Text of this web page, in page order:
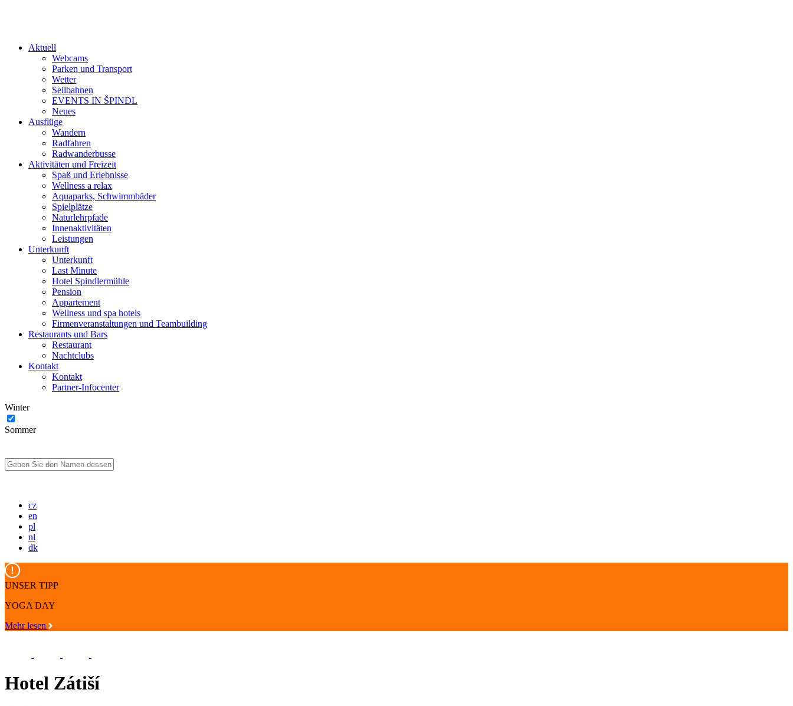
Aktuell
Webcams
Parken und Transport
Wetter
Seilbahnen
EVENTS IN ŠPINDL
Neues
Ausflüge
Wandern
Radfahren
Radwanderbusse
Aktivitäten und Freizeit
Spaß und Erlebnisse
Wellness a relax
Aquaparks, Schwimmbäder
Spielplätze
Naturlehrpfade
Innenaktivitäten
Leistungen
Unterkunft
Unterkunft
Last Minute
Hotel Spindlermühle
Pension
Appartement
Wellness und spa hotels
Firmenveranstaltungen und Teambuilding
Restaurants und Bars
Restaurant
Nachtclubs
Kontakt
Kontakt
Partner-Infocenter
Winter
Sommer
cz
en
pl
nl
dk
UNSER TIPP
YOGA DAY
Mehr lesen
Hotel Zátiší